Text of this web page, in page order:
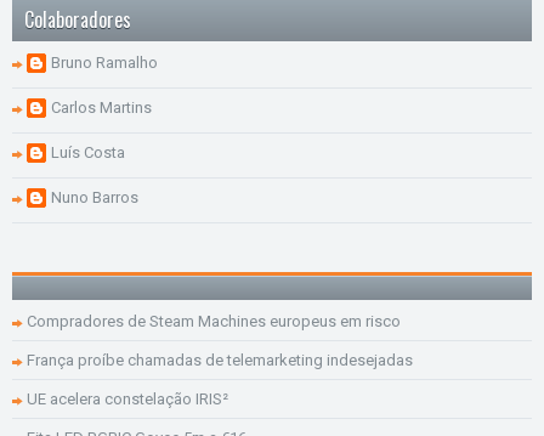
Colaboradores
Bruno Ramalho
Carlos Martins
Luís Costa
Nuno Barros
Compradores de Steam Machines europeus em risco
França proíbe chamadas de telemarketing indesejadas
UE acelera constelação IRIS²